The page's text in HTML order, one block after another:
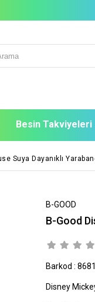
Besin Takviyeleri
Suya Dayanıklı
B-GOOD
B-Good
Barkod :
Disney